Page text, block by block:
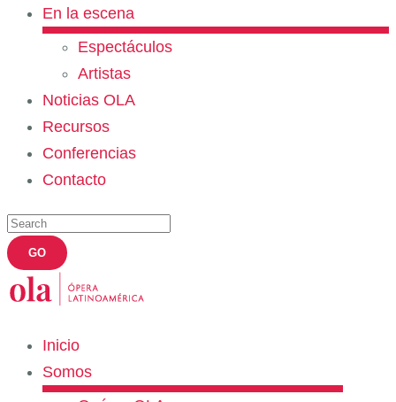
En la escena
Espectáculos
Artistas
Noticias OLA
Recursos
Conferencias
Contacto
Inicio
Somos